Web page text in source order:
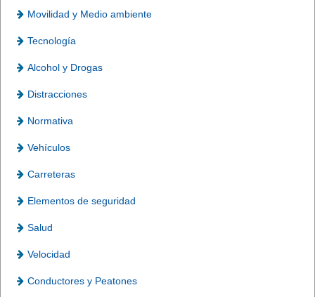
Movilidad y Medio ambiente
Tecnología
Alcohol y Drogas
Distracciones
Normativa
Vehículos
Carreteras
Elementos de seguridad
Salud
Velocidad
Conductores y Peatones